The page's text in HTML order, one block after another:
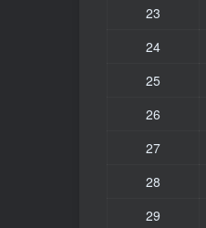
23
24
25
26
27
28
29